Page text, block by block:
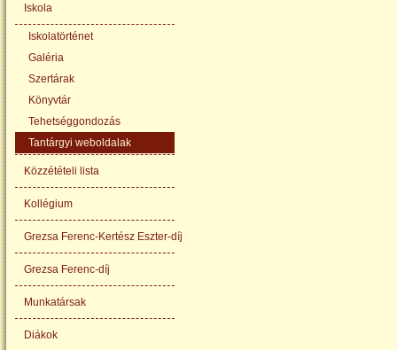
Iskola
Iskolatörténet
Galéria
Szertárak
Könyvtár
Tehetséggondozás
Tantárgyi weboldalak
Közzétételi lista
Kollégium
Grezsa Ferenc-Kertész Eszter-díj
Grezsa Ferenc-díj
Munkatársak
Diákok